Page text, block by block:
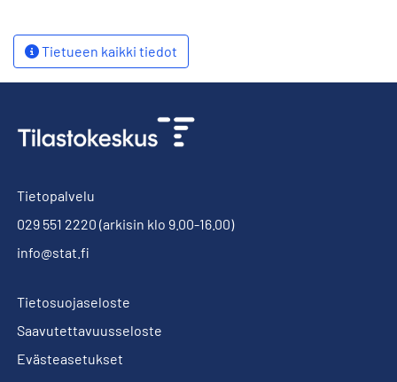
Tietueen kaikki tiedot
Tietopalvelu
029 551 2220 (arkisin klo 9.00-16.00)
info@stat.fi
Tietosuojaseloste
Saavutettavuusseloste
Evästeasetukset